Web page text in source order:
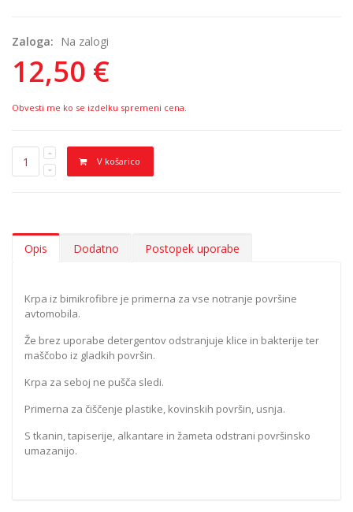
Zaloga: Na zalogi
12,50 €
Obvesti me ko se izdelku spremeni cena.
V košarico
Opis Dodatno Postopek uporabe
Krpa iz bimikrofibre je primerna za vse notranje površine
avtomobila.
Že brez uporabe detergentov odstranjuje klice in bakterije ter
maščobo iz gladkih površin.
Krpa za seboj ne pušča sledi.
Primerna za čiščenje plastike, kovinskih površin, usnja.
S tkanin, tapiserije, alkantare in žameta odstrani površinsko
umazanijo.